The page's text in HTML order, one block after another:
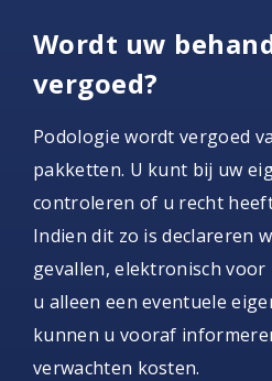
Wordt uw
vergoed?
Podologie wordt vergoed
pakketten. U kunt bij uw
controleren of u recht
Indien dit zo is declareren
gevallen, elektronisch voor
u alleen een eventuele
kunnen u vooraf
verwachten kosten.